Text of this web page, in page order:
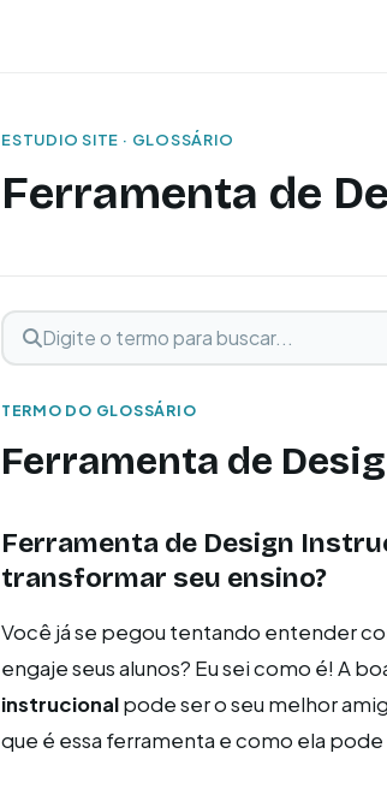
ESTUDIO SITE · GLOSSÁRIO
Ferramenta de
Buscar termo
Digite o termo para buscar
TERMO DO GLOSSÁRIO
Ferramenta de
Ferramenta de Design
transformar seu ensino?
Você já se pegou tentando entender
engaje seus alunos? Eu sei como é! A
instrucionalpode ser o seu melhor
que é essa ferramenta e como ela